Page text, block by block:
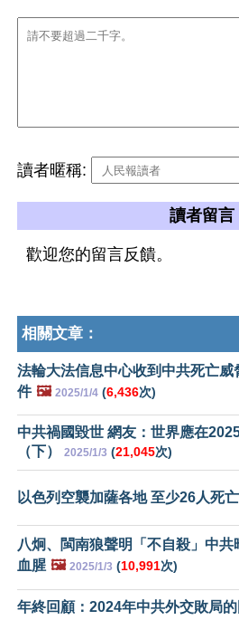
讀者暱稱:
讀者留言
歡迎您的留言反饋。
相關文章：
法輪大法信息中心收到中共死亡威
件 🖼️ 2025/1/4 (6,436次)
中共禍國毀世 網友：世界應在
（下）
2025/1/3 (21,045次)
以色列空襲加薩各地 至少26人死亡
八炯、閩南狼聲明「不自殺」中共
血腥 🖼️ 2025/1/3 (10,991次)
年終回顧：2024年中共外交敗局